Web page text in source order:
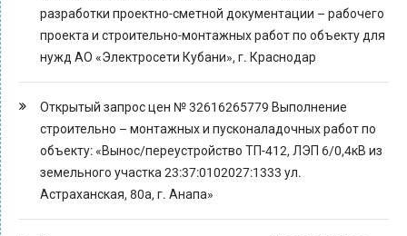
разработки проектно-сметной документации – рабочего
проекта и строительно-монтажных работ по объекту для
нужд АО «Электросети Кубани», г. Краснодар
Открытый запрос цен № 32616265779 Выполнение
строительно – монтажных и пусконаладочных работ по
объекту: «Вынос/переустройство ТП-412, ЛЭП 6/0,4кВ из
земельного участка 23:37:0102027:1333 ул.
Астраханская, 80а, г. Анапа»